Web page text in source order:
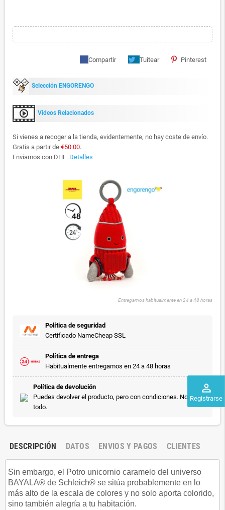
perm_identity
Registrarse
Compartir Tuitear Pinterest
Selección ENGORENGO
Videos Relacionados
Si vienes a recoger a la tienda, evidentemente, no hay coste de envío.
Gratis a partir de €50.00.
Enviamos con DHL. Detalles
Entregamos habitualmente en 24 a 48 horas
Política de seguridad
Certificado NameCheap SSL
Política de entrega
Habitualmente entregamos en 24 a 48 horas
Política de devolución
Puedes devolver el producto, pero con condiciones. No vale
todo.
DESCRIPCIÓN DATOS ENVIOS Y PAGOS CLIENTES
Sin embargo, el Potro unicornio caramelo del universo
BAYALA® de Schleich® se sitúa probablemente en lo
más alto de la escala de colores y no solo aporta colorido,
sino también alegría a tu habitación.